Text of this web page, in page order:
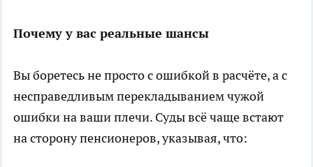
Почему у вас реальные шансы
Вы боретесь не просто с ошибкой в расчёте, а с
несправедливым перекладыванием чужой
ошибки на ваши плечи. Суды всё чаще встают
на сторону пенсионеров, указывая, что: